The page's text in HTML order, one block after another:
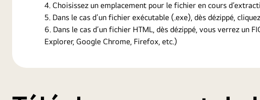
Choisissez un emplacement pour le fichier en cours
Dans le cas d’un fichier exécutable (.exe), dès dézippé,
Dans le cas d’un fichier HTML, dès dézippé, vous verrez un
Explorer, Google Chrome, Firefox, etc.)